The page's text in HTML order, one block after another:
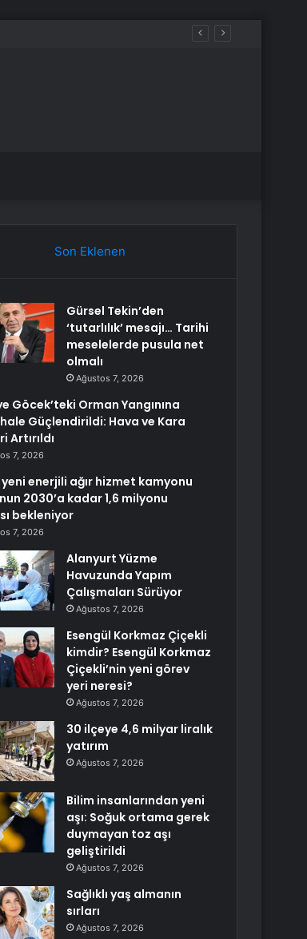
Son Eklenen
Gürsel Tekin’den
‘tutarlılık’ mesajı… Tarihi
meselelerde pusula net
olmalı
Ağustos 7, 2026
Göcek’teki Orman Yangınına
Güçlendirildi: Hava ve Kara
Artırıldı
7, 2026
yeni enerjili ağır hizmet kamyonu
2030’a kadar 1,6 milyonu
bekleniyor
7, 2026
Alanyurt Yüzme
Havuzunda Yapım
Çalışmaları Sürüyor
Ağustos 7, 2026
Esengül Korkmaz Çiçekli
kimdir? Esengül Korkmaz
Çiçekli’nin yeni görev
yeri neresi?
Ağustos 7, 2026
30 ilçeye 4,6 milyar liralık
yatırım
Ağustos 7, 2026
Bilim insanlarından yeni
aşı: Soğuk ortama gerek
duymayan toz aşı
geliştirildi
Ağustos 7, 2026
Sağlıklı yaş almanın
sırları
Ağustos 7, 2026